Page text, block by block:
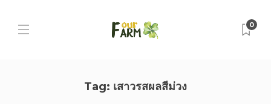
0
Tag: เสาวรสผลสีม่วง